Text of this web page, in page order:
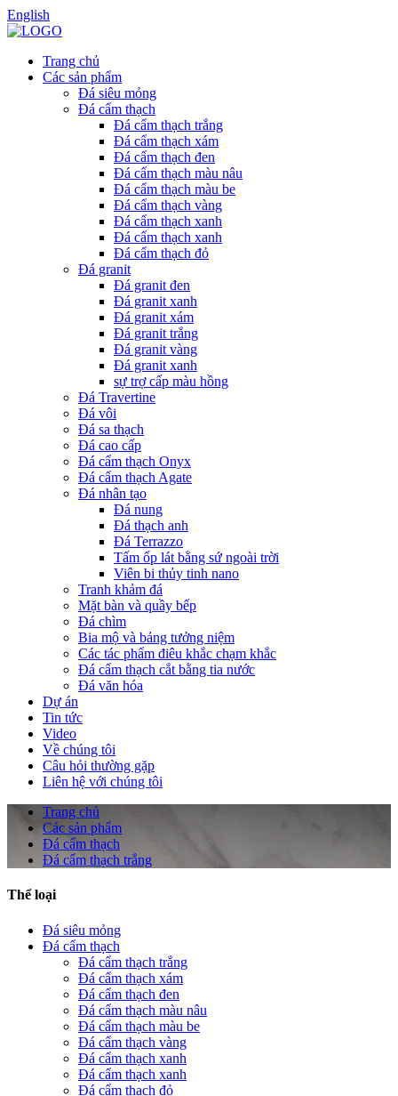
English
Trang chủ
Các sản phẩm
Đá siêu mỏng
Đá cẩm thạch
Đá cẩm thạch trắng
Đá cẩm thạch xám
Đá cẩm thạch đen
Đá cẩm thạch màu nâu
Đá cẩm thạch màu be
Đá cẩm thạch vàng
Đá cẩm thạch xanh
Đá cẩm thạch xanh
Đá cẩm thạch đỏ
Đá granit
Đá granit đen
Đá granit xanh
Đá granit xám
Đá granit trắng
Đá granit vàng
Đá granit xanh
sự trợ cấp màu hồng
Đá Travertine
Đá vôi
Đá sa thạch
Đá cao cấp
Đá cẩm thạch Onyx
Đá cẩm thạch Agate
Đá nhân tạo
Đá nung
Đá thạch anh
Đá Terrazzo
Tấm ốp lát bằng sứ ngoài trời
Viên bi thủy tinh nano
Tranh khảm đá
Mặt bàn và quầy bếp
Đá chìm
Bia mộ và bảng tưởng niệm
Các tác phẩm điêu khắc chạm khắc
Đá cẩm thạch cắt bằng tia nước
Đá văn hóa
Dự án
Tin tức
Video
Về chúng tôi
Câu hỏi thường gặp
Liên hệ với chúng tôi
Trang chủ
Các sản phẩm
Đá cẩm thạch
Đá cẩm thạch trắng
Thể loại
Đá siêu mỏng
Đá cẩm thạch
Đá cẩm thạch trắng
Đá cẩm thạch xám
Đá cẩm thạch đen
Đá cẩm thạch màu nâu
Đá cẩm thạch màu be
Đá cẩm thạch vàng
Đá cẩm thạch xanh
Đá cẩm thạch xanh
Đá cẩm thạch đỏ